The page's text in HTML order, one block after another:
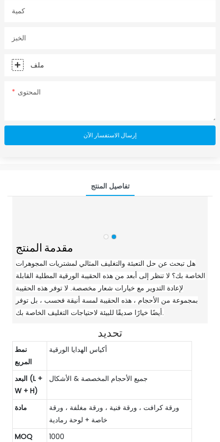
كمية
الخبز
ملف
المحتوى
إرسال الاستفسار الآن
تفاصيل المنتج
مقدمة المنتج
هل تبحث عن حل التعبئة والتغليف المثالي لمشتريات المجوهرات
الخاصة بك؟ لا تنظر إلى أبعد من هذه الحقيبة الورقية المطلية القابلة
لإعادة التدوير مع خيارات شعار مخصصة. لا توفر هذه الحقيبة
بمجموعة من الأحجام ، هذه الحقيبة لمسة أنيقة فحسب ، بل توفر
أيضًا خيارًا صديقًا للبيئة لاحتياجات التغليف الخاصة بك.
تحديد
نمط
المربع
أكياس الهدايا الورقية
البعد (L +
W + H)
جميع الأحجام المخصصة & الأشكال
مادة
ورقة كرافت ، ورقة فنية ، ورقة مغلفة ، ورقة
خاصة + لوحة رمادية
MOQ
1000